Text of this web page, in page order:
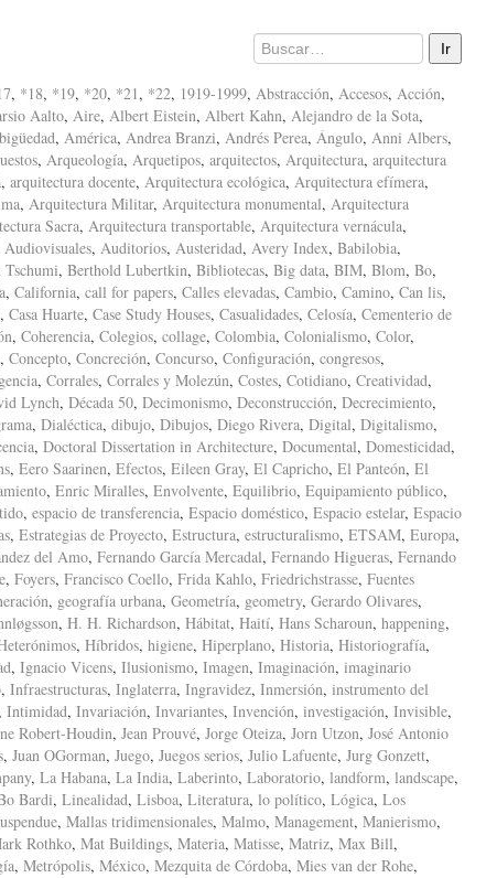
, *18, *19, *20, *21, *22, 1919-1999, Abstracción, Accesos, Acción,
Aalto, Aire, Albert Eistein, Albert Kahn, Alejandro de la Sota,
, América, Andrea Branzi, Andrés Perea, Ángulo, Anni Albers,
, Arqueología, Arquetipos, arquitectos, Arquitectura, arquitectura
, arquitectura docente, Arquitectura ecológica, Arquitectura efímera,
, Arquitectura Militar, Arquitectura monumental, Arquitectura
Sacra, Arquitectura transportable, Arquitectura vernácula,
Audiovisuales, Auditorios, Austeridad, Avery Index, Babilobia,
Tschumi, Berthold Lubertkin, Bibliotecas, Big data, BIM, Blom, Bo,
, California, call for papers, Calles elevadas, Cambio, Camino, Can lis,
, Casa Huarte, Case Study Houses, Casualidades, Celosía, Cementerio de
, Coherencia, Colegios, collage, Colombia, Colonialismo, Color,
, Concepto, Concreción, Concurso, Configuración, congresos,
, Corrales, Corrales y Molezún, Costes, Cotidiano, Creatividad,
Lynch, Década 50, Decimonismo, Deconstrucción, Decrecimiento,
, Dialéctica, dibujo, Dibujos, Diego Rivera, Digital, Digitalismo,
, Doctoral Dissertation in Architecture, Documental, Domesticidad,
, Eero Saarinen, Efectos, Eileen Gray, El Capricho, El Panteón, El
, Enric Miralles, Envolvente, Equilibrio, Equipamiento público,
, espacio de transferencia, Espacio doméstico, Espacio estelar, Espacio
, Estrategias de Proyecto, Estructura, estructuralismo, ETSAM, Europa,
del Amo, Fernando García Mercadal, Fernando Higueras, Fernando
, Foyers, Francisco Coello, Frida Kahlo, Friedrichstrasse, Fuentes
, geografía urbana, Geometría, geometry, Gerardo Olivares,
, H. H. Richardson, Hábitat, Haití, Hans Scharoun, happening,
, Híbridos, higiene, Hiperplano, Historia, Historiografía,
, Ignacio Vicens, Ilusionismo, Imagen, Imaginación, imaginario
, Infraestructuras, Inglaterra, Ingravidez, Inmersión, instrumento del
Intimidad, Invariación, Invariantes, Invención, investigación, Invisible,
Robert-Houdin, Jean Prouvé, Jorge Oteiza, Jorn Utzon, José Antonio
, Juan OGorman, Juego, Juegos serios, Julio Lafuente, Jurg Gonzett,
, La Habana, La India, Laberinto, Laboratorio, landform, landscape,
Bardi, Linealidad, Lisboa, Literatura, lo político, Lógica, Los
, Mallas tridimensionales, Malmo, Management, Manierismo,
Rothko, Mat Buildings, Materia, Matisse, Matriz, Max Bill,
, Metrópolis, México, Mezquita de Córdoba, Mies van der Rohe,